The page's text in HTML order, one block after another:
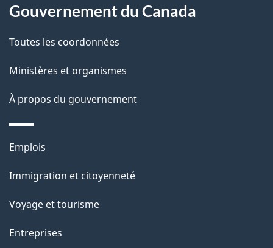
e
l
a
p
a
g
e
Gouvernement du Canada
Toutes les coordonnées
Ministères et organismes
À propos du gouvernement
Thèmes
sujets
Emplois
Immigration et citoyenneté
Voyage et tourisme
Entreprises